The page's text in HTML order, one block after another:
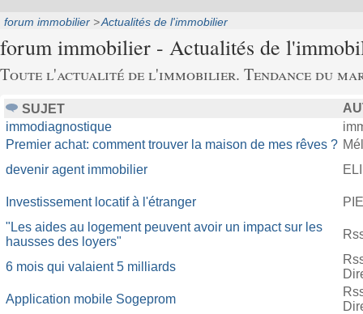
forum immobilier Actualités de l'immobilier
forum immobilier - Actualités de
Toute l'actualité de l'immobilier. Tendance du
SUJET
immodiagnostique
Premier achat: comment trouver la maison de mes rêves ?
devenir agent immobilier
Investissement locatif à l'étranger
"Les aides au logement peuvent avoir un impact sur les
hausses des loyers"
6 mois qui valaient 5 milliards
Application mobile Sogeprom